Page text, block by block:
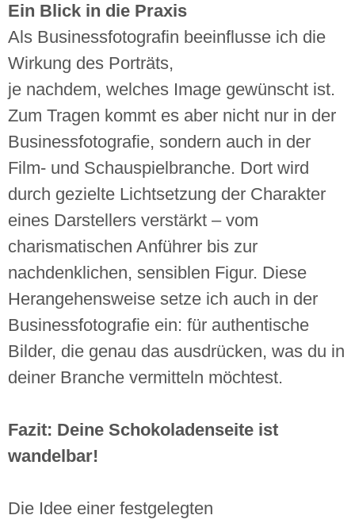
Ein Blick in die Praxis
Als Businessfotografin beeinflusse ich die
Wirkung des Porträts,
je nachdem, welches Image gewünscht ist.
Zum Tragen kommt es aber nicht nur in der
Businessfotografie, sondern auch in der
Film- und Schauspielbranche. Dort wird
durch gezielte Lichtsetzung der Charakter
eines Darstellers verstärkt – vom
charismatischen Anführer bis zur
nachdenklichen, sensiblen Figur. Diese
Herangehensweise setze ich auch in der
Businessfotografie ein: für authentische
Bilder, die genau das ausdrücken, was du in
deiner Branche vermitteln möchtest.
Fazit: Deine Schokoladenseite ist
wandelbar!
Die Idee einer festgelegten